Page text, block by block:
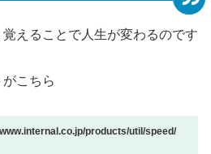
えることで人生が変わるのです
こちら
products/util/speed/